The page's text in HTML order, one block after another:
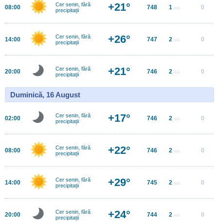
08:00
Cer senin, fără
precipitații
+21° 748 1 m/s 0
14:00
Cer senin, fără
precipitații
+26° 747 2 m/s 0
20:00
Cer senin, fără
precipitații
+21° 746 2 m/s 0
Duminică, 16 August
02:00
Cer senin, fără
precipitații
+17° 746 2 m/s 0
08:00
Cer senin, fără
precipitații
+22° 746 2 m/s 0
14:00
Cer senin, fără
precipitații
+29° 745 2 m/s 0
20:00
Cer senin, fără
precipitații
+24° 744 2 m/s 0